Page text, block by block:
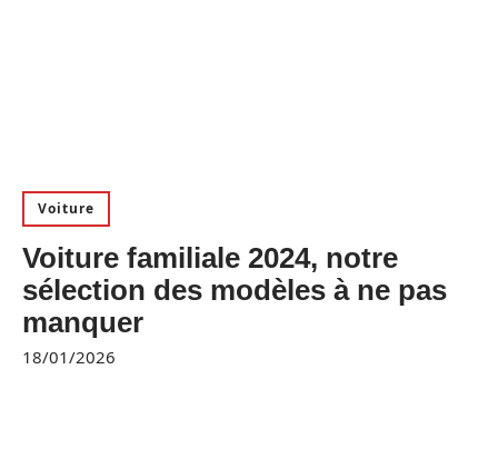
Voiture
Voiture familiale 2024, notre
sélection des modèles à ne pas
manquer
18/01/2026